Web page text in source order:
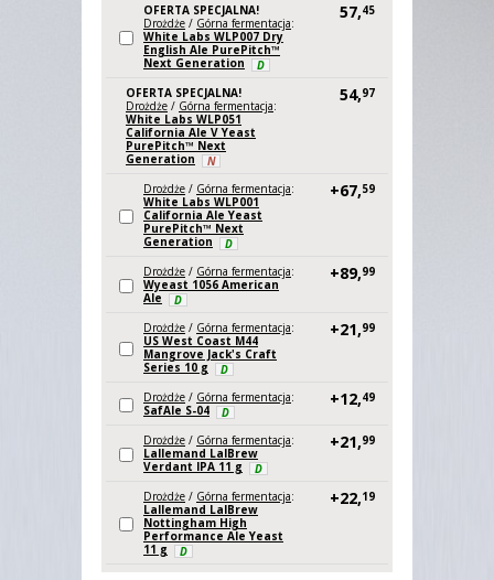
OFERTA SPECJALNA!
Drożdże / Górna fermentacja:
White Labs WLP007 Dry
English Ale PurePitch™
Next Generation
D
57,45
OFERTA SPECJALNA!
Drożdże / Górna fermentacja:
White Labs WLP051
California Ale V Yeast
PurePitch™ Next
Generation
N
54,97
Drożdże / Górna fermentacja:
White Labs WLP001
California Ale Yeast
PurePitch™ Next
Generation
D
+67,59
Drożdże / Górna fermentacja:
Wyeast 1056 American
Ale
D
+89,99
Drożdże / Górna fermentacja:
US West Coast M44
Mangrove Jack's Craft
Series 10 g
D
+21,99
Drożdże / Górna fermentacja:
SafAle S-04
D
+12,49
Drożdże / Górna fermentacja:
Lallemand LalBrew
Verdant IPA 11 g
D
+21,99
Drożdże / Górna fermentacja:
Lallemand LalBrew
Nottingham High
Performance Ale Yeast
11 g
D
+22,19